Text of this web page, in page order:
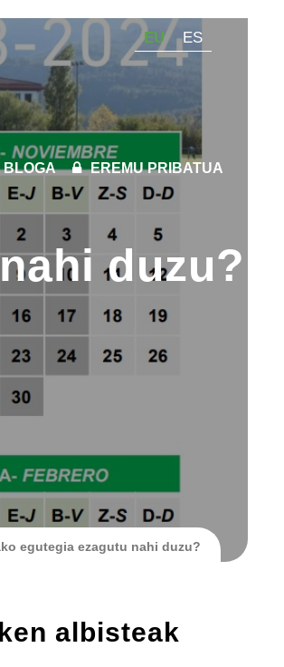
EU ES
BLOGA EREMU PRIBATUA
duzu?
egutegia ezagutu nahi duzu?
albisteak